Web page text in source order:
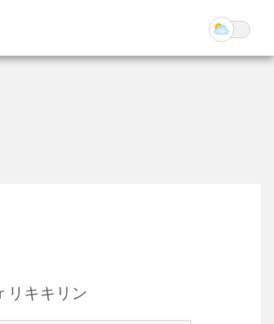
リキキリン